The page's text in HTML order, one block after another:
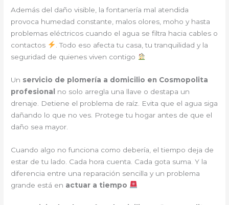
Además del daño visible, la fontanería mal atendida
provoca humedad constante, malos olores, moho y hasta
problemas eléctricos cuando el agua se filtra hacia cables o
contactos
. Todo eso afecta tu casa, tu tranquilidad y la
seguridad de quienes viven contigo
Un servicio de plomería a domicilio en Cosmopolita
profesional
no solo arregla una llave o destapa un
drenaje. Detiene el problema de raíz. Evita que el agua siga
dañando lo que no ves. Protege tu hogar antes de que el
daño sea mayor.
Cuando algo no funciona como debería, el tiempo deja de
estar de tu lado. Cada hora cuenta. Cada gota suma. Y la
diferencia entre una reparación sencilla y un problema
grande está en actuar a tiempo